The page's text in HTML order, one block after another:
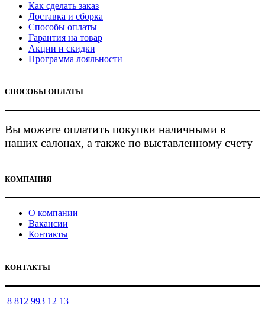
Как сделать заказ
Доставка и сборка
Способы оплаты
Гарантия на товар
Акции и скидки
Программа лояльности
СПОСОБЫ ОПЛАТЫ
Вы можете оплатить покупки наличными в
наших салонах, а также по выставленному счету
КОМПАНИЯ
О компании
Вакансии
Контакты
КОНТАКТЫ
8 812 993 12 13